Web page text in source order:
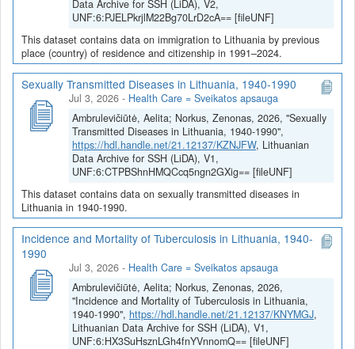
Data Archive for SSH (LiDA), V2,
UNF:6:PJELPkrjlM22Bg70LrD2cA== [fileUNF]
This dataset contains data on immigration to Lithuania by previous
place (country) of residence and citizenship in 1991–2024.
Sexually Transmitted Diseases in Lithuania, 1940-1990
Jul 3, 2026 - Health Care = Sveikatos apsauga
Ambrulevičiūtė, Aelita; Norkus, Zenonas, 2026, "Sexually
Transmitted Diseases in Lithuania, 1940-1990",
https://hdl.handle.net/21.12137/KZNJFW, Lithuanian
Data Archive for SSH (LiDA), V1,
UNF:6:CTPBShnHMQCcq5ngn2GXig== [fileUNF]
This dataset contains data on sexually transmitted diseases in
Lithuania in 1940-1990.
Incidence and Mortality of Tuberculosis in Lithuania, 1940-
1990
Jul 3, 2026 - Health Care = Sveikatos apsauga
Ambrulevičiūtė, Aelita; Norkus, Zenonas, 2026,
"Incidence and Mortality of Tuberculosis in Lithuania,
1940-1990", https://hdl.handle.net/21.12137/KNYMGJ,
Lithuanian Data Archive for SSH (LiDA), V1,
UNF:6:HX3SuHsznLGh4fnYVnnomQ== [fileUNF]